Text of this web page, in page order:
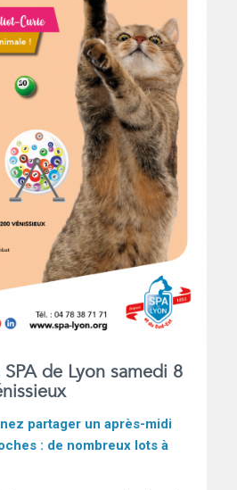
de Lyon samedi 8
partager un après-midi
: de nombreux lots à